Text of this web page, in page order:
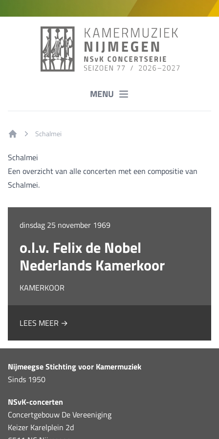
MENU
Schalmei
Schalmei
Een overzicht van alle concerten met een compositie van
Schalmei.
dinsdag 25 november 1969
o.l.v. Felix de Nobel
Nederlands Kamerkoor
KAMERKOOR
LEES MEER →
Nijmeegse Stichting voor Kamermuziek
Sinds 1950
NSvK-concerten
Concertgebouw De Vereeniging
Keizer Karelplein 2d